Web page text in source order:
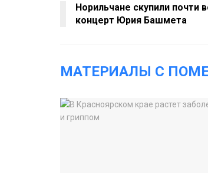
Норильчане скупили почти
концерт Юрия Башмета
МАТЕРИАЛЫ С